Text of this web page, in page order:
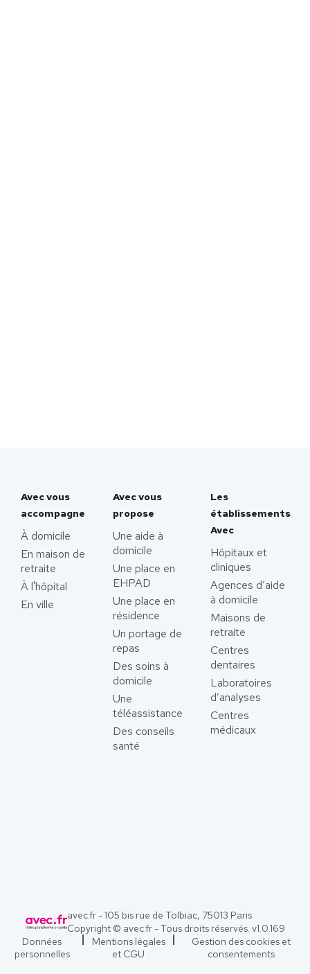
Avec vous
accompagne
À domicile
En maison de
retraite
À l'hôpital
En ville
Avec vous
propose
Une aide à
domicile
Une place en
EHPAD
Une place en
résidence
Un portage de
repas
Des soins à
domicile
Une
téléassistance
Des conseils
santé
Les
établissements
Avec
Hôpitaux et
cliniques
Agences d’aide
à domicile
Maisons de
retraite
Centres
dentaires
Laboratoires
d’analyses
Centres
médicaux
avec.fr - 105 bis rue de Tolbiac, 75013 Paris
Copyright © avec.fr - Tous droits réservés. v1.0.169
Données
personnelles
Mentions légales
et CGU
Gestion des cookies et
consentements